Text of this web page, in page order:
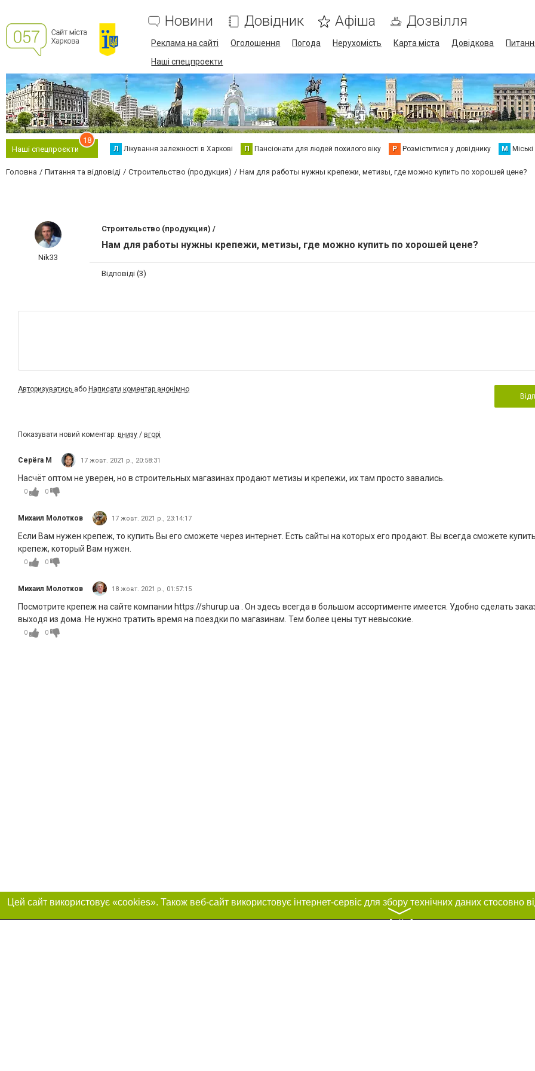
Новини Довідник Афіша Дозвілля
Реклама на сайті Оголошення Погода Нерухомість Карта міста Довідкова
Наші спецпроекти
Наші спецпроєкти
18
Л Лікування залежності в Харкові П Пансіонати для людей похилого віку Р Розміститися у довіднику М
Головна Питання та відповіді Строительство (продукция) Нам для работы нужны крепежи, метизы, где можно купить по хорошей цене?
Nik33
Строительство (продукция) /
Нам для работы нужны крепежи, метизы, где можно купить по хорошей цене?
Відповіді (3)
Авторизуватись або Написати коментар анонімно
Показувати новий коментар: внизу / вгорі
Серёга М 17 жовт. 2021 р., 20:58:31
Насчёт оптом не уверен, но в строительных магазинах продают метизы и крепежи, их там просто завались.
0 0
Михаил Молотков 17 жовт. 2021 р., 23:14:17
Если Вам нужен крепеж, то купить Вы его сможете через интернет. Есть сайты на которых его продают. Вы всегда сможете
крепеж, который Вам нужен.
0 0
Михаил Молотков 18 жовт. 2021 р., 01:57:15
Посмотрите крепеж на сайте компании https://shurup.ua . Он здесь всегда в большом ассортименте имеется. Удобно сделать
выходя из дома. Не нужно тратить время на поездки по магазинам. Тем более цены тут невысокие.
0 0
〉